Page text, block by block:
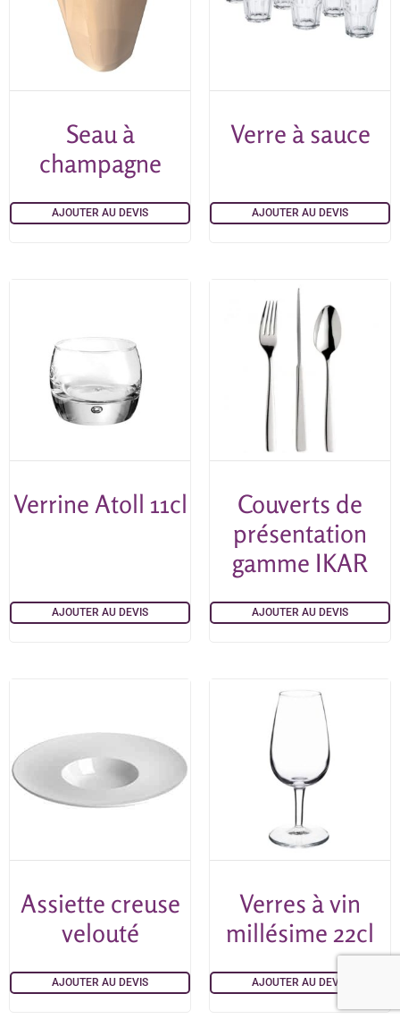
Seau à
champagne
AJOUTER AU DEVIS
Verre à sauce
AJOUTER AU DEVIS
Verrine Atoll 11cl
AJOUTER AU DEVIS
Couverts de
présentation
gamme IKAR
AJOUTER AU DEVIS
Assiette creuse
velouté
AJOUTER AU DEVIS
Verres à vin
millésime 22cl
AJOUTER AU DEVIS